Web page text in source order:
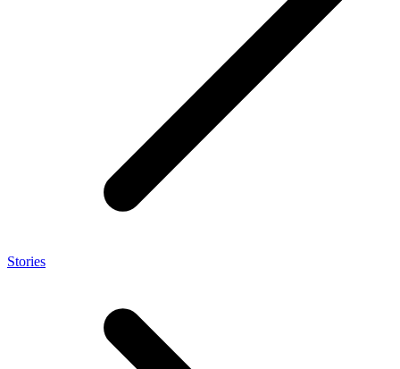
Stories